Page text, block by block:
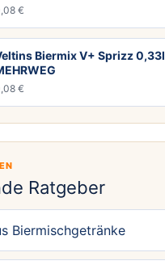
€
Biermix V+ Sprizz 0,33l
€
Ratgeber
Biermischgetränke